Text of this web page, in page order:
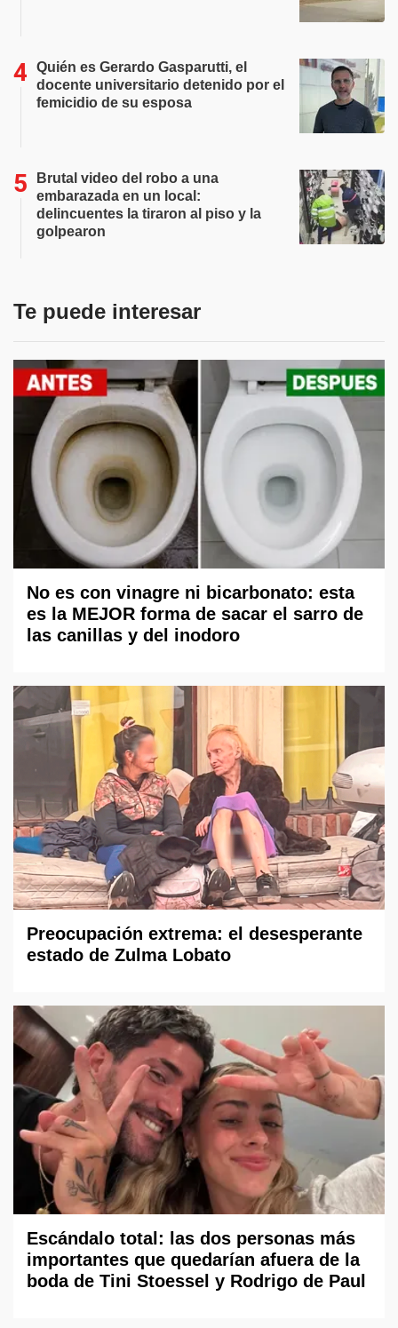
Quién es Gerardo Gasparutti, el
docente universitario detenido por el
femicidio de su esposa
Brutal video del robo a una
embarazada en un local:
delincuentes la tiraron al piso y la
golpearon
Te puede interesar
No es con vinagre ni bicarbonato: esta
es la MEJOR forma de sacar el sarro de
las canillas y del inodoro
Preocupación extrema: el desesperante
estado de Zulma Lobato
Escándalo total: las dos personas más
importantes que quedarían afuera de la
boda de Tini Stoessel y Rodrigo de Paul